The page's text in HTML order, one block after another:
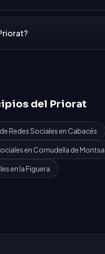
del Priorat
Redes SocialesenCabacés
enCornudella de
enla Figuera